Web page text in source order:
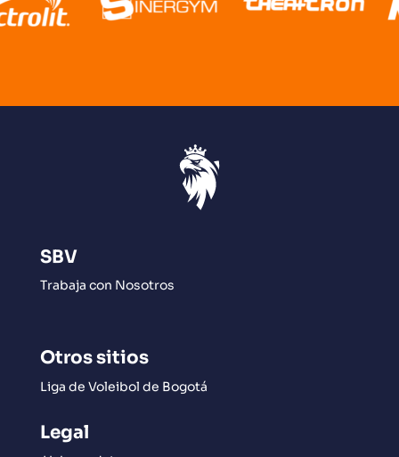
SBV
Trabaja con Nosotros
Otros sitios
Liga de Voleibol de Bogotá
Legal